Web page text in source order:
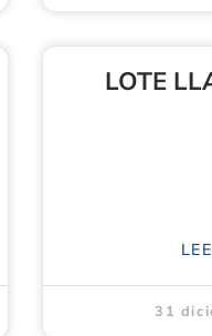
LOTE
31